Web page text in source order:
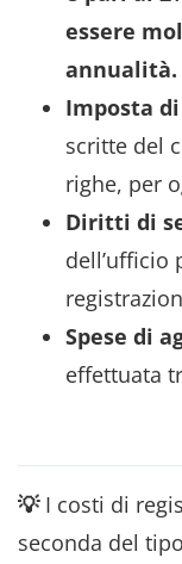
essere
annualità.
Imposta
scritte del
righe, per
Diritti di
dell’ufficio
Spese di
effettuata
💡 I costi di
seconda del